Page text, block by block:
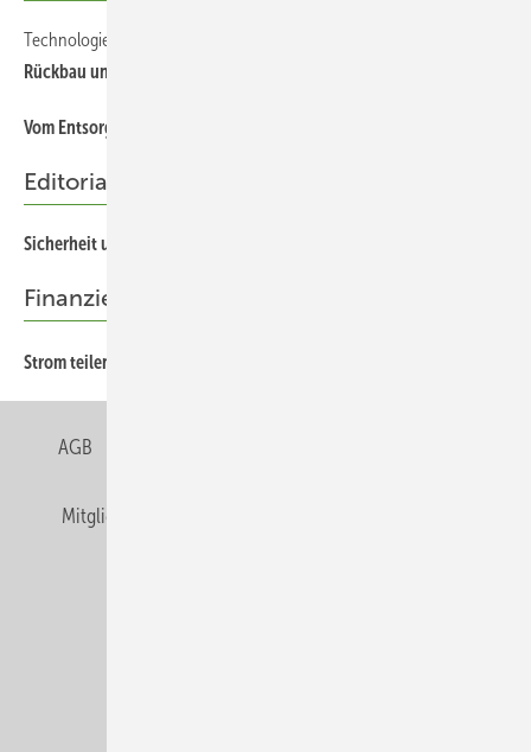
Technologie
Rü ckbau und Recycling im Visier
Vom Entsorgungsproblem zur Rohstoffquelle
Editorial
Si cherheit und Wertschöpfung
Finanzierung
Strom teilen statt Krise verwalten
AGB
Mitgliedschaften und Engagement